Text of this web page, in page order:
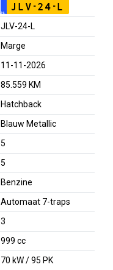
NL JLV-24-L
JLV-24-L
Marge
11-11-2026
85.559 KM
Hatchback
Blauw Metallic
5
5
Benzine
Automaat 7-traps
3
999 cc
70 kW / 95 PK